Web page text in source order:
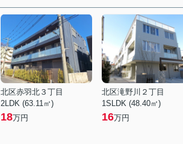
北区赤羽北３丁目
2LDK (63.11㎡)
18万円
北区滝野川２丁目
1SLDK (48.40㎡)
16万円